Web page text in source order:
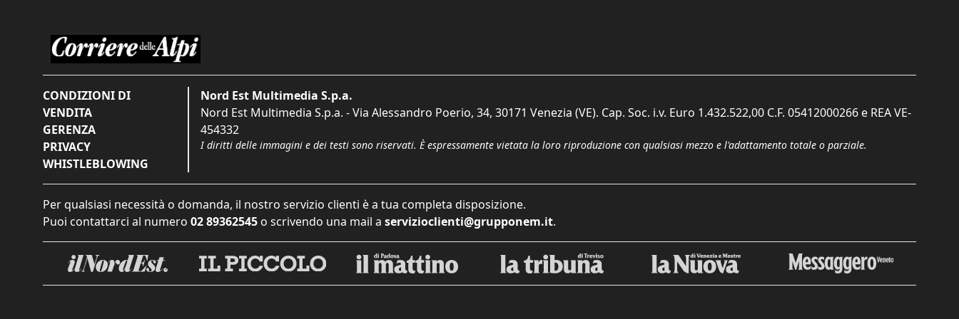
CONDIZIONI DI
VENDITA
GERENZA
PRIVACY
WHISTLEBLOWING
Nord Est Multimedia S.p.a.
Nord Est Multimedia S.p.a. - Via Alessandro Poerio, 34, 30171 Venezia (VE). Cap. Soc. i.v. Euro 1.432.522,00 C.F. 05412000266 e REA VE-
454332
I diritti delle immagini e dei testi sono riservati. È espressamente vietata la loro riproduzione con qualsiasi mezzo e l'adattamento totale o parziale.
Per qualsiasi necessità o domanda, il nostro servizio clienti è a tua completa disposizione.
Puoi contattarci al numero 02 89362545 o scrivendo una mail a servizioclienti@grupponem.it.